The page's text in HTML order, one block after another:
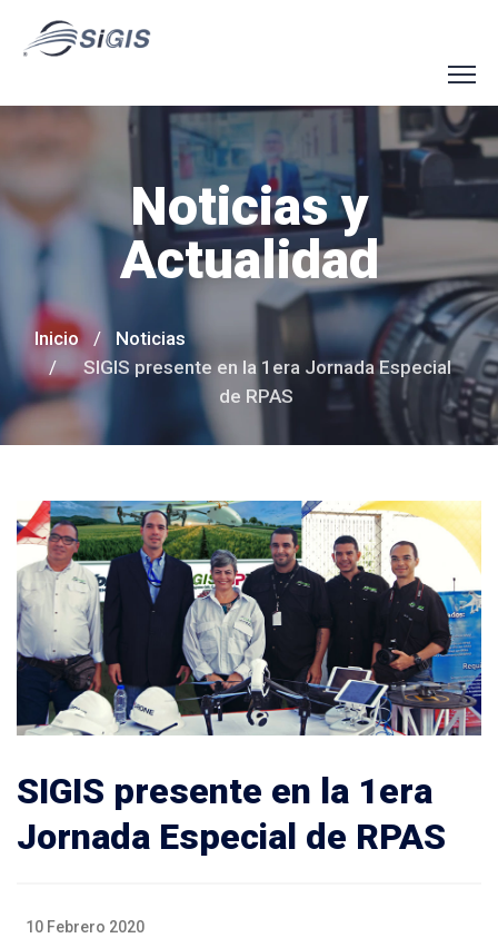
Noticias y
Actualidad
Inicio
Noticias
SIGIS presente en la 1era Jornada Especial
de RPAS
SIGIS presente en la 1era
Jornada Especial de RPAS
10 Febrero 2020